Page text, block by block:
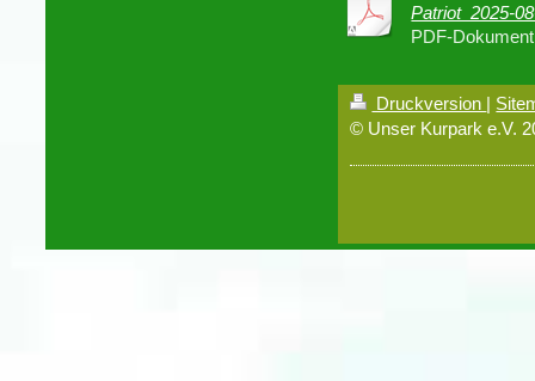
Patriot_2025-
PDF-
Druckversion |
© Unser Kurpark e.V.